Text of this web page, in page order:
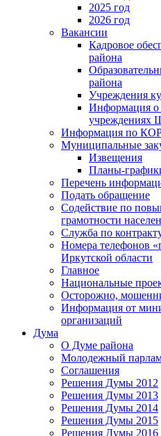
2025 год
2026 год
Вакансии
Кадровое
района
района
Учреждения
Информация о
учреждениях
Информация по
Муниципальные
Извещения
Планы-
Перечень
Подать обращение
Содействие по
грамотности
Служба по
Номера телефонов
Иркутской области
Главное
Национальные
Осторожно,
Информация от
организаций
Дума
О Думе района
Молодежный
Соглашения
Решения Думы 2012
Решения Думы 2013
Решения Думы 2014
Решения Думы 2015
Решения Думы 2016